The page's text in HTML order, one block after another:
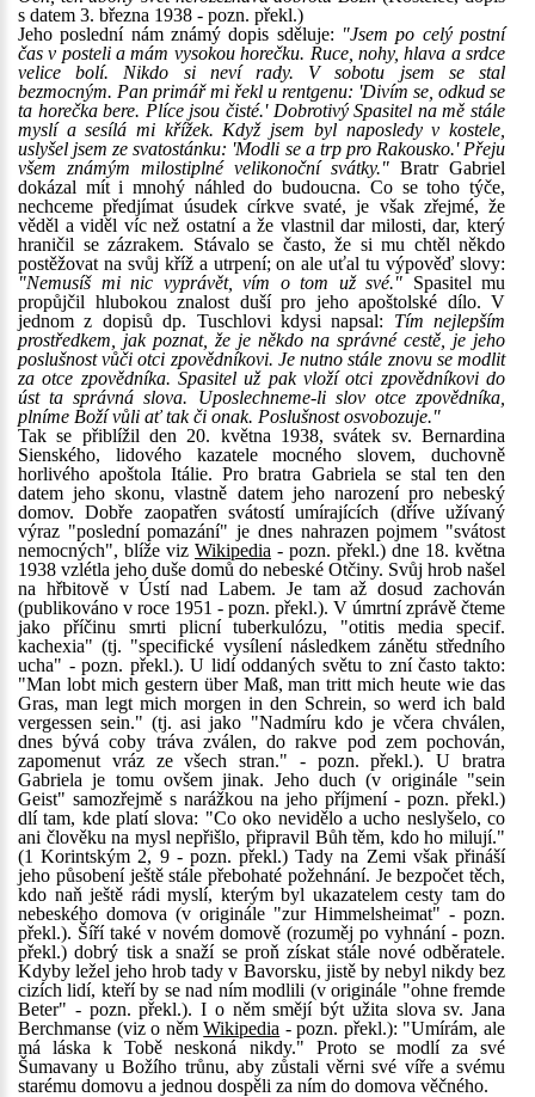
s datem 3. března 1938 - pozn. překl.)
Jeho poslední nám známý dopis sděluje: "Jsem po celý postní
čas v posteli a mám vysokou horečku. Ruce, nohy, hlava a srdce
velice bolí. Nikdo si neví rady. V sobotu jsem se stal
bezmocným. Pan primář mi řekl u rentgenu: 'Divím se, odkud se
ta horečka bere. Plíce jsou čisté.' Dobrotivý Spasitel na mě stále
myslí a sesílá mi křížek. Když jsem byl naposledy v kostele,
uslyšel jsem ze svatostánku: 'Modli se a trp pro Rakousko.' Přeju
všem známým milostiplné velikonoční svátky." Bratr Gabriel
dokázal mít i mnohý náhled do budoucna. Co se toho týče,
nechceme předjímat úsudek církve svaté, je však zřejmé, že
věděl a viděl víc než ostatní a že vlastnil dar milosti, dar, který
hraničil se zázrakem. Stávalo se často, že si mu chtěl někdo
postěžovat na svůj kříž a utrpení; on ale uťal tu výpověď slovy:
"Nemusíš mi nic vyprávět, vím o tom už své." Spasitel mu
propůjčil hlubokou znalost duší pro jeho apoštolské dílo. V
jednom z dopisů dp. Tuschlovi kdysi napsal: Tím nejlepším
prostředkem, jak poznat, že je někdo na správné cestě, je jeho
poslušnost vůči otci zpovědníkovi. Je nutno stále znovu se modlit
za otce zpovědníka. Spasitel už pak vloží otci zpovědníkovi do
úst ta správná slova. Uposlechneme-li slov otce zpovědníka,
plníme Boží vůli ať tak či onak. Poslušnost osvobozuje."
Tak se přiblížil den 20. května 1938, svátek sv. Bernardina
Sienského, lidového kazatele mocného slovem, duchovně
horlivého apoštola Itálie. Pro bratra Gabriela se stal ten den
datem jeho skonu, vlastně datem jeho narození pro nebeský
domov. Dobře zaopatřen svátostí umírajících (dříve užívaný
výraz "poslední pomazání" je dnes nahrazen pojmem "svátost
nemocných", blíže viz Wikipedia - pozn. překl.) dne 18. května
1938 vzlétla jeho duše domů do nebeské Otčiny. Svůj hrob našel
na hřbitově v Ústí nad Labem. Je tam až dosud zachován
(publikováno v roce 1951 - pozn. překl.). V úmrtní zprávě čteme
jako příčinu smrti plicní tuberkulózu, "otitis media specif.
kachexia" (tj. "specifické vysílení následkem zánětu středního
ucha" - pozn. překl.). U lidí oddaných světu to zní často takto:
"Man lobt mich gestern über Maß, man tritt mich heute wie das
Gras, man legt mich morgen in den Schrein, so werd ich bald
vergessen sein." (tj. asi jako "Nadmíru kdo je včera chválen,
dnes bývá coby tráva zválen, do rakve pod zem pochován,
zapomenut vráz ze všech stran." - pozn. překl.). U bratra
Gabriela je tomu ovšem jinak. Jeho duch (v originále "sein
Geist" samozřejmě s narážkou na jeho příjmení - pozn. překl.)
dlí tam, kde platí slova: "Co oko nevidělo a ucho neslyšelo, co
ani člověku na mysl nepřišlo, připravil Bůh těm, kdo ho milují."
(1 Korintským 2, 9 - pozn. překl.) Tady na Zemi však přináší
jeho působení ještě stále přebohaté požehnání. Je bezpočet těch,
kdo naň ještě rádi myslí, kterým byl ukazatelem cesty tam do
nebeského domova (v originále "zur Himmelsheimat" - pozn.
překl.). Šíří také v novém domově (rozuměj po vyhnání - pozn.
překl.) dobrý tisk a snaží se proň získat stále nové odběratele.
Kdyby ležel jeho hrob tady v Bavorsku, jistě by nebyl nikdy bez
cizích lidí, kteří by se nad ním modlili (v originále "ohne fremde
Beter" - pozn. překl.). I o něm smějí být užita slova sv. Jana
Berchmanse (viz o němWikipedia - pozn. překl.): "Umírám, ale
má láska k Tobě neskoná nikdy." Proto se modlí za své
Šumavany u Božího trůnu, aby zůstali věrni své víře a svému
starému domovu a jednou dospěli za ním do domova věčného.